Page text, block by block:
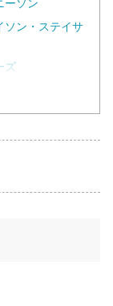
ソン・ステイサ
ズ